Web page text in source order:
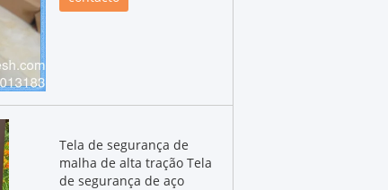
Tela de segurança de
malha de alta tração Tela
de segurança de aço